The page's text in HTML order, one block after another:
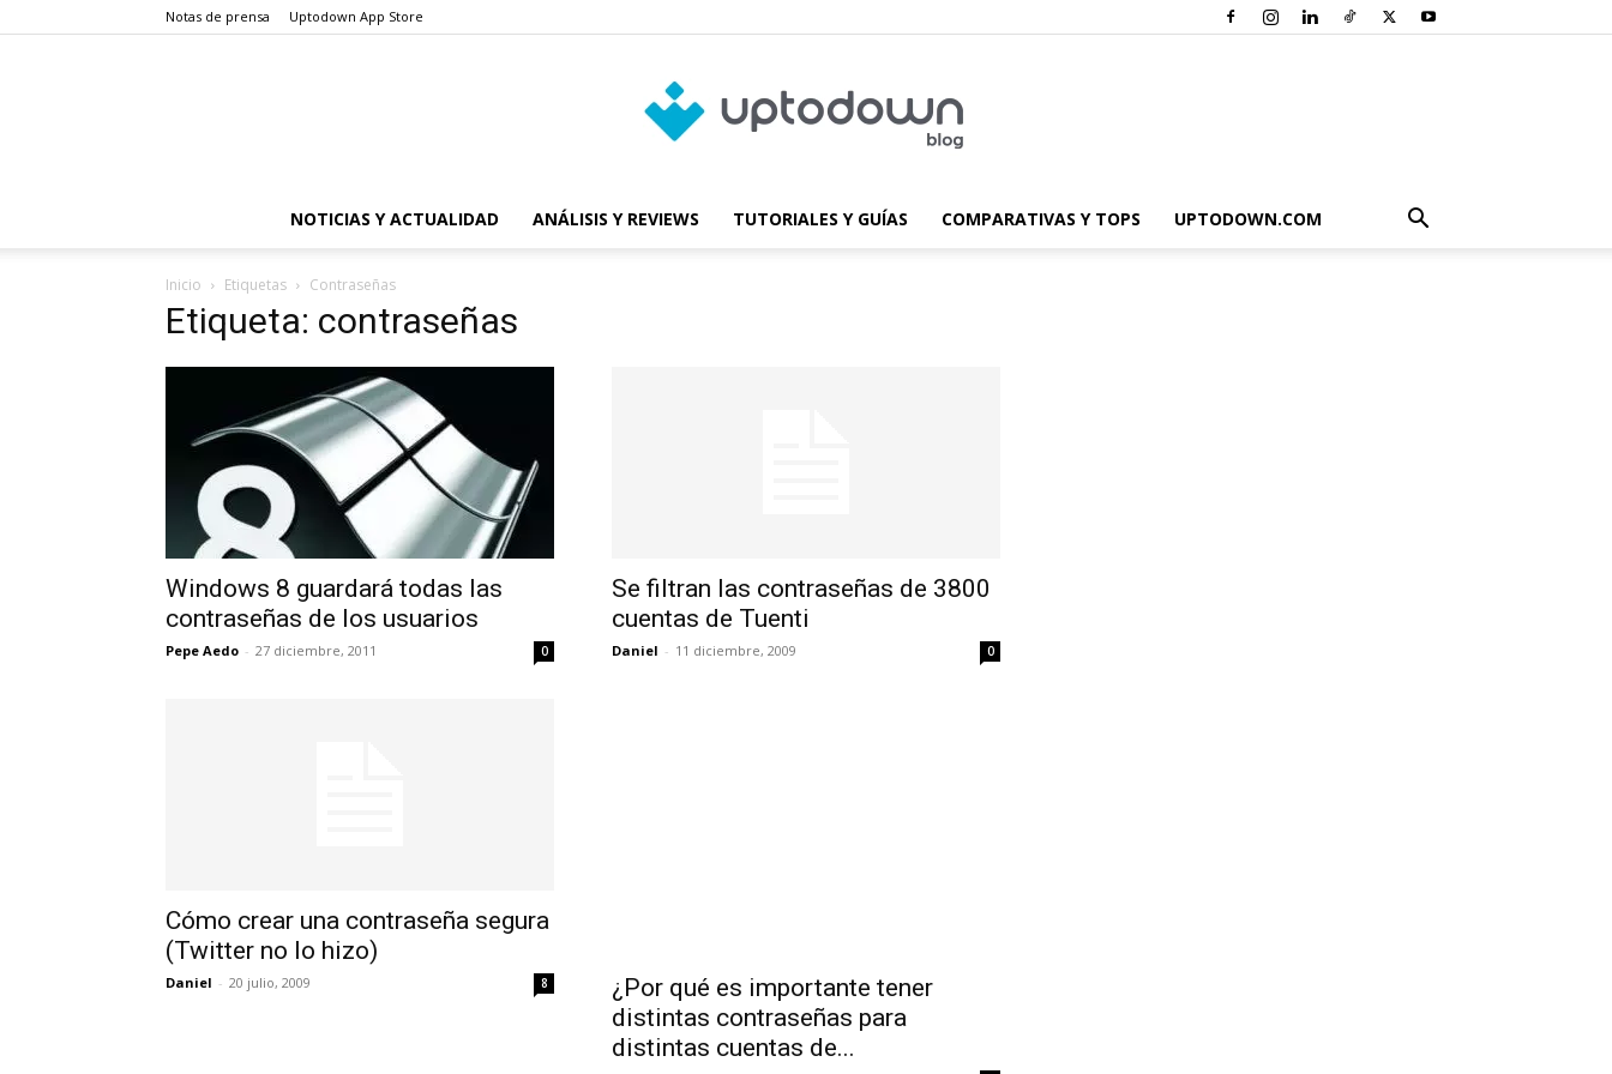
Notas de prensa Uptodown App Store
NOTICIAS Y ACTUALIDAD ANÁLISIS Y REVIEWS TUTORIALES Y GUÍAS COMPARATIVAS Y TOPS UPTODOWN.COM
Inicio Etiquetas Contraseñas
Etiqueta: contraseñas
Windows 8 guardará todas las
contraseñas de los usuarios
Pepe Aedo - 27 diciembre, 2011 0
Se filtran las contraseñas de 3800
cuentas de Tuenti
Daniel - 11 diciembre, 2009 0
Cómo crear una contraseña segura
(Twitter no lo hizo)
Daniel - 20 julio, 2009 8
¿Por qué es importante tener
distintas contraseñas para
distintas cuentas de...